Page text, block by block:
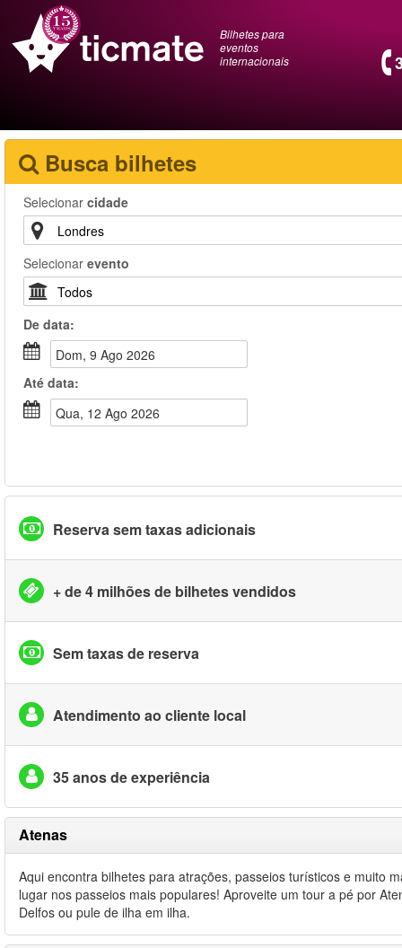
Bilhetes para
eventos
internacionais
Busca bilhetes
Selecionar cidade
Selecionar evento
De data:
Dom, 9 Ago 2026
Até data:
Qua, 12 Ago 2026
Reserva sem taxas adicionais
+ de 4 milhões de bilhetes vendidos
Sem taxas de reserva
Atendimento ao cliente local
35 anos de experiência
Atenas
Aqui encontra bilhetes para atrações, passeios turísticos e muito
lugar nos passeios mais populares! Aproveite um tour a pé por
Delfos ou pule de ilha em ilha.